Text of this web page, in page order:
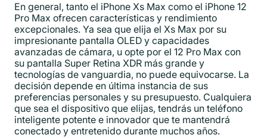
En general, tanto el iPhone Xs Max como el iPhone 12
Pro Max ofrecen características y rendimiento
excepcionales. Ya sea que elija el Xs Max por su
impresionante pantalla OLED y capacidades
avanzadas de cámara, u opte por el 12 Pro Max con
su pantalla Super Retina XDR más grande y
tecnologías de vanguardia, no puede equivocarse. La
decisión depende en última instancia de sus
preferencias personales y su presupuesto. Cualquiera
que sea el dispositivo que elijas, tendrás un teléfono
inteligente potente e innovador que te mantendrá
conectado y entretenido durante muchos años.